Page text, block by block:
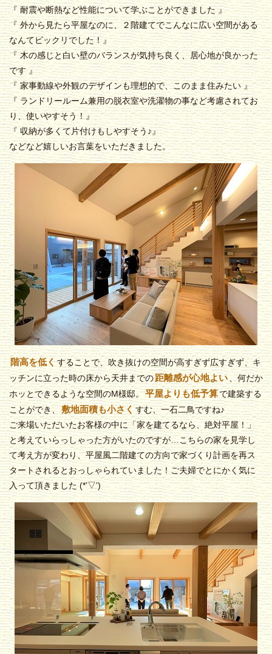
『 耐震や断熱など性能について学ぶことができました 』
『 外から見たら平屋なのに、２階建てでこんなに広い空間がある
なんてビックリでした！』
『 木の感じと白い壁のバランスが気持ち良く、居心地が良かった
です 』
『 家事動線や外観のデザインも理想的で、このまま住みたい 』
『 ランドリールーム兼用の脱衣室や洗濯物の事など考慮されてお
り、使いやすそう！』
『 収納が多くて片付けもしやすそう♪』
などなど嬉しいお言葉をいただきました。
階高を低くすることで、吹き抜けの空間が高すぎず広すぎず、キ
ッチンに立った時の床から天井までの距離感が心地よい 、何だか
ホッとできるような空間のM様邸。平屋よりも低予算で建築する
ことができ、敷地面積も小さくすむ、一石二鳥ですね♪
ご来場いただいたお客様の中に「家を建てるなら、絶対平屋！」
と考えていらっしゃった方がいたのですが…こちらの家を見学し
て考え方が変わり、平屋風二階建ての方向で家づくり計画を再ス
タートされるとおっしゃられていました！ご夫婦でとにかく気に
入って頂きました (*’▽’)